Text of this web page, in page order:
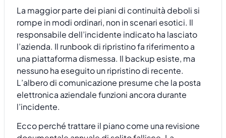
La maggior parte dei piani di continuità deboli si
rompe in modi ordinari, non in scenari esotici. Il
responsabile dell’incidente indicato ha lasciato
l’azienda. Il runbook di ripristino fa riferimento a
una piattaforma dismessa. Il backup esiste, ma
nessuno ha eseguito un ripristino di recente.
L’albero di comunicazione presume che la posta
elettronica aziendale funzioni ancora durante
l’incidente.
Ecco perché trattare il piano come una revisione